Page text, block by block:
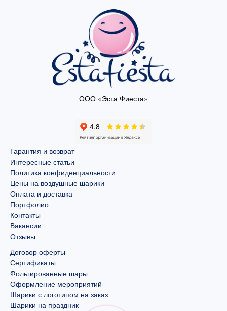
ООО «Эста Фиеста»
Гарантия и возврат
Интересные статьи
Политика конфиденциальности
Цены на воздушные шарики
Оплата и доставка
Портфолио
Контакты
Вакансии
Отзывы
Договор оферты
Сертификаты
Фольгированные шары
Оформление мероприятий
Шарики с логотипом на заказ
Шарики на праздник